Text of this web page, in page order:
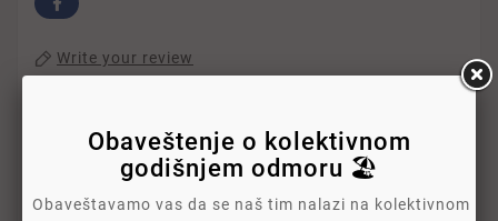
Write your review
Politika Sigurnosti
Politika Isporuke
Obaveštenje o kolektivnom
godišnjem odmoru 🏖️
Obaveštavamo vas da se naš tim nalazi na kolektivnom